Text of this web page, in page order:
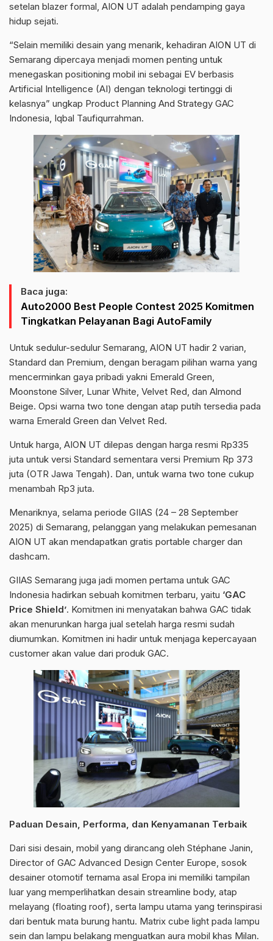
setelan blazer formal, AION UT adalah pendamping gaya
hidup sejati.
“Selain memiliki desain yang menarik, kehadiran AION UT di
Semarang dipercaya menjadi momen penting untuk
menegaskan positioning mobil ini sebagai EV berbasis
Artificial Intelligence (AI) dengan teknologi tertinggi di
kelasnya” ungkap Product Planning And Strategy GAC
Indonesia, Iqbal Taufiqurrahman.
Baca juga:
Auto2000 Best People Contest 2025 Komitmen
Tingkatkan Pelayanan Bagi AutoFamily
Untuk sedulur-sedulur Semarang, AION UT hadir 2 varian,
Standard dan Premium, dengan beragam pilihan warna yang
mencerminkan gaya pribadi yakni Emerald Green,
Moonstone Silver, Lunar White, Velvet Red, dan Almond
Beige. Opsi warna two tone dengan atap putih tersedia pada
warna Emerald Green dan Velvet Red.
Untuk harga, AION UT dilepas dengan harga resmi Rp335
juta untuk versi Standard sementara versi Premium Rp 373
juta (OTR Jawa Tengah). Dan, untuk warna two tone cukup
menambah Rp3 juta.
Menariknya, selama periode GIIAS (24 – 28 September
2025) di Semarang, pelanggan yang melakukan pemesanan
AION UT akan mendapatkan gratis portable charger dan
dashcam.
GIIAS Semarang juga jadi momen pertama untuk GAC
Indonesia hadirkan sebuah komitmen terbaru, yaitu ‘GAC
Price Shield’. Komitmen ini menyatakan bahwa GAC tidak
akan menurunkan harga jual setelah harga resmi sudah
diumumkan. Komitmen ini hadir untuk menjaga kepercayaan
customer akan value dari produk GAC.
Paduan Desain, Performa, dan Kenyamanan Terbaik
Dari sisi desain, mobil yang dirancang oleh Stéphane Janin,
Director of GAC Advanced Design Center Europe, sosok
desainer otomotif ternama asal Eropa ini memiliki tampilan
luar yang memperlihatkan desain streamline body, atap
melayang (floating roof), serta lampu utama yang terinspirasi
dari bentuk mata burung hantu. Matrix cube light pada lampu
sein dan lampu belakang menguatkan aura mobil khas Milan.